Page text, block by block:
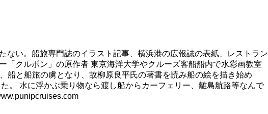
い。船旅専門誌のイラスト記事、横浜港の広報誌の表紙、レストラン
クルボン」の原作者 東京海洋大学やクルーズ客船船内で水彩画教室
船と船旅の虜となり、故柳原良平氏の著書を読み船の絵を描き始め
。 水に浮かぶ乗り物なら渡し船からカーフェリー、離島航路等なんで